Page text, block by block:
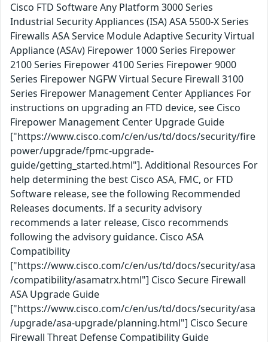
Cisco FTD Software Any Platform 3000 Series
Industrial Security Appliances (ISA) ASA 5500-X Series
Firewalls ASA Service Module Adaptive Security Virtual
Appliance (ASAv) Firepower 1000 Series Firepower
2100 Series Firepower 4100 Series Firepower 9000
Series Firepower NGFW Virtual Secure Firewall 3100
Series Firepower Management Center Appliances For
instructions on upgrading an FTD device, see Cisco
Firepower Management Center Upgrade Guide
["https://www.cisco.com/c/en/us/td/docs/security/fire
power/upgrade/fpmc-upgrade-
guide/getting_started.html"]. Additional Resources For
help determining the best Cisco ASA, FMC, or FTD
Software release, see the following Recommended
Releases documents. If a security advisory
recommends a later release, Cisco recommends
following the advisory guidance. Cisco ASA
Compatibility
["https://www.cisco.com/c/en/us/td/docs/security/asa
/compatibility/asamatrx.html"] Cisco Secure Firewall
ASA Upgrade Guide
["https://www.cisco.com/c/en/us/td/docs/security/asa
/upgrade/asa-upgrade/planning.html"] Cisco Secure
Firewall Threat Defense Compatibility Guide